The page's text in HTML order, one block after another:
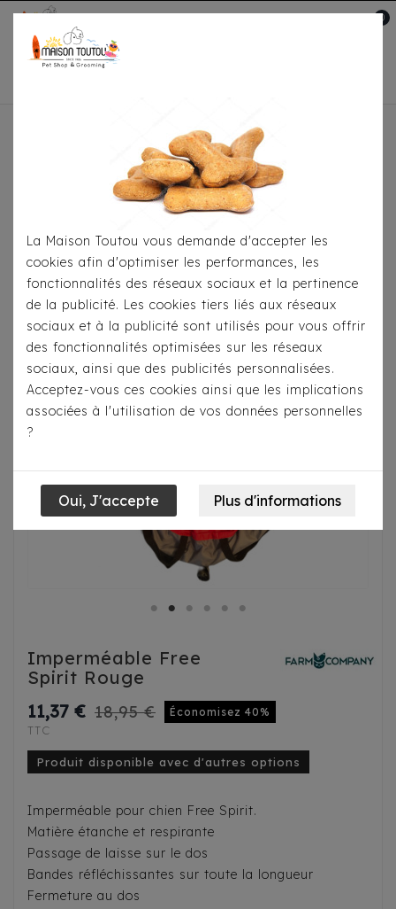
0
Accueil
Pour
Imperméables
Imperméable Free
Spirit Rouge
Imperméable Free
Spirit Rouge
11,37 € 18,95 € Économisez 40%
TTC
Produit disponible avec d'autres options
Imperméable pour chien Free Spirit.
Matière étanche et respirante
Passage de laisse sur le dos
Bandes réfléchissantes sur toute la longueur
Fermeture au dos
La Maison Toutou vous demande d'accepter les
cookies afin d'optimiser les performances, les
fonctionnalités des réseaux sociaux et la pertinence
de la publicité. Les cookies tiers liés aux réseaux
sociaux et à la publicité sont utilisés pour vous offrir
des fonctionnalités optimisées sur les réseaux
sociaux, ainsi que des publicités personnalisées.
Acceptez-vous ces cookies ainsi que les implications
associées à l'utilisation de vos données personnelles
?